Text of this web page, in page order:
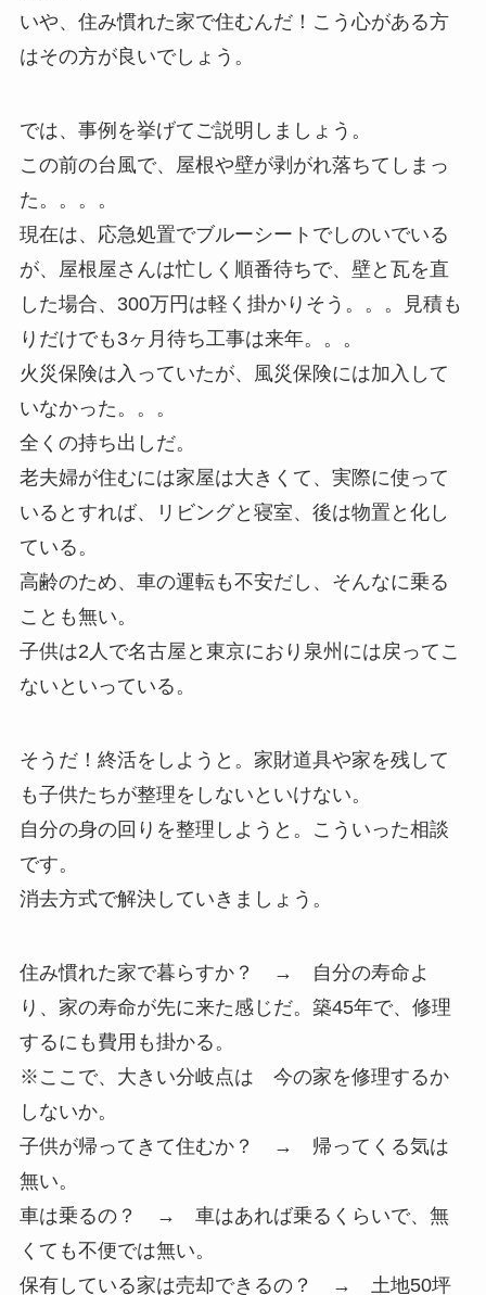
いや、住み慣れた家で住むんだ！こう心がある方
はその方が良いでしょう。
では、事例を挙げてご説明しましょう。
この前の台風で、屋根や壁が剥がれ落ちてしまっ
た。。。。
現在は、応急処置でブルーシートでしのいでいる
が、屋根屋さんは忙しく順番待ちで、壁と瓦を直
した場合、300万円は軽く掛かりそう。。。見積も
りだけでも3ヶ月待ち工事は来年。。。
火災保険は入っていたが、風災保険には加入して
いなかった。。。
全くの持ち出しだ。
老夫婦が住むには家屋は大きくて、実際に使って
いるとすれば、リビングと寝室、後は物置と化し
ている。
高齢のため、車の運転も不安だし、そんなに乗る
ことも無い。
子供は2人で名古屋と東京におり泉州には戻ってこ
ないといっている。
そうだ！終活をしようと。家財道具や家を残して
も子供たちが整理をしないといけない。
自分の身の回りを整理しようと。こういった相談
です。
消去方式で解決していきましょう。
住み慣れた家で暮らすか？ → 自分の寿命よ
り、家の寿命が先に来た感じだ。築45年で、修理
するにも費用も掛かる。
※ここで、大きい分岐点は 今の家を修理するか
しないか。
子供が帰ってきて住むか？ → 帰ってくる気は
無い。
車は乗るの？ → 車はあれば乗るくらいで、無
くても不便では無い。
保有している家は売却できるの？ → 土地50坪